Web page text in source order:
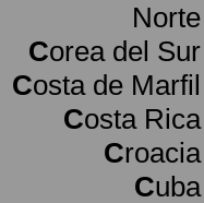
Norte
Corea del Sur
Costa de Marfil
Costa Rica
Croacia
Cuba